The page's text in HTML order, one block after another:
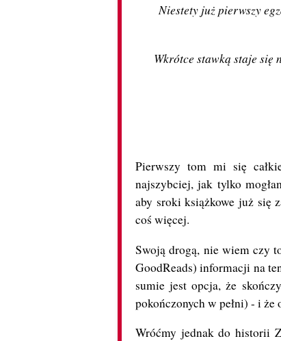
Niestety już pierwszy
Wkrótce stawką staje się
Pierwszy tom mi się
najszybciej, jak tylko
aby sroki książkowe już się
coś więcej.
Swoją drogą, nie wiem czy
GoodReads) informacji na
sumie jest opcja, że
pokończonych w pełni) - i
Wróćmy jednak do historii